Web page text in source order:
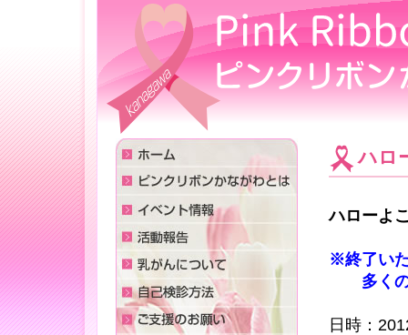
ハロ
ハローよ
※終了い
多くの
日時：